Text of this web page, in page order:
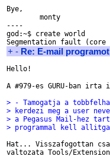
Bye,
----
god:~$ create world
+ - Re: E-mail
Hello!
A #979-es GURU-ban
> - Tamogatja a
> kerdezi meg a user
> a Pegasus Mail-hez
> programmal kell
Hat... Visszafogottan
valtozata Tools/